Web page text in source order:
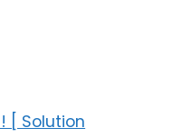
[ Solution